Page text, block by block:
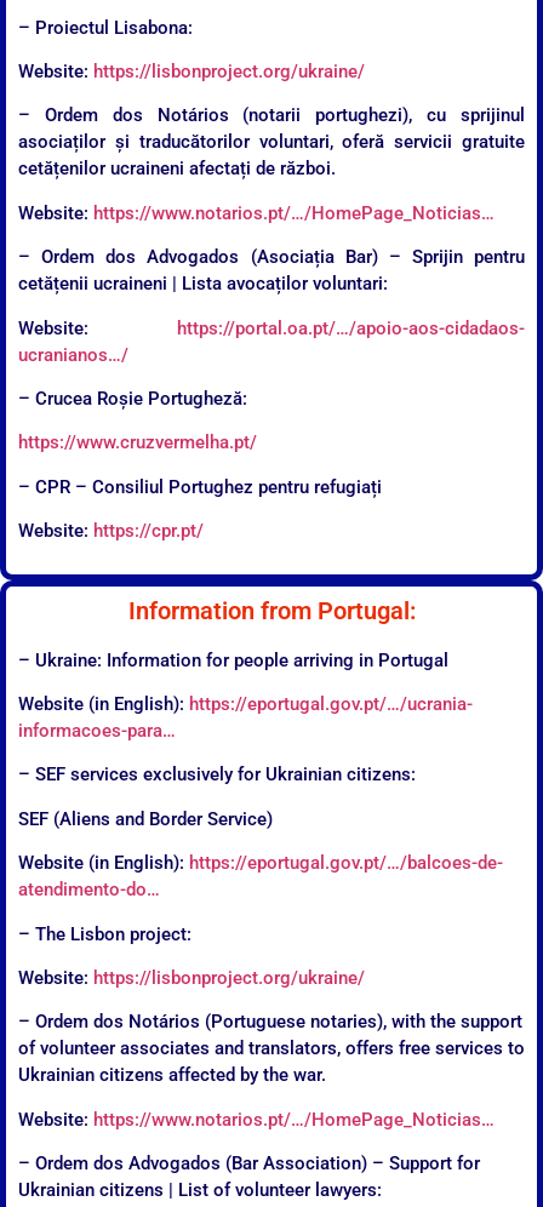
– Proiectul Lisabona:
Website: https://lisbonproject.org/ukraine/
– Ordem dos Notários (notarii portughezi), cu sprijinul
asociaților și traducătorilor voluntari, oferă servicii gratuite
cetățenilor ucraineni afectați de război.
Website: https://www.notarios.pt/…/HomePage_Noticias…
– Ordem dos Advogados (Asociația Bar) – Sprijin pentru
cetățenii ucraineni | Lista avocaților voluntari:
Website:
https://portal.oa.pt/…/apoio-aos-cidadaos-
ucranianos…/
– Crucea Roșie Portugheză:
https://www.cruzvermelha.pt/
– CPR – Consiliul Portughez pentru refugiați
Website: https://cpr.pt/
Information from Portugal:
– Ukraine: Information for people arriving in Portugal
Website (in English): https://eportugal.gov.pt/…/ucrania-
informacoes-para…
– SEF services exclusively for Ukrainian citizens:
SEF (Aliens and Border Service)
Website (in English): https://eportugal.gov.pt/…/balcoes-de-
atendimento-do…
– The Lisbon project:
Website: https://lisbonproject.org/ukraine/
– Ordem dos Notários (Portuguese notaries), with the support
of volunteer associates and translators, offers free services to
Ukrainian citizens affected by the war.
Website: https://www.notarios.pt/…/HomePage_Noticias…
– Ordem dos Advogados (Bar Association) – Support for
Ukrainian citizens | List of volunteer lawyers: